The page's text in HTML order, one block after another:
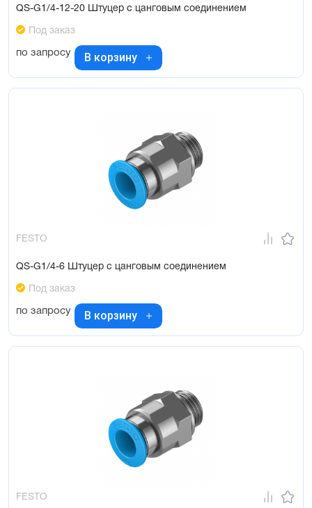
QS-G1/4-12-20 Штуцер с цанговым соединением
Под заказ
по запросу В корзину
FESTO
QS-G1/4-6 Штуцер с цанговым соединением
Под заказ
по запросу В корзину
FESTO